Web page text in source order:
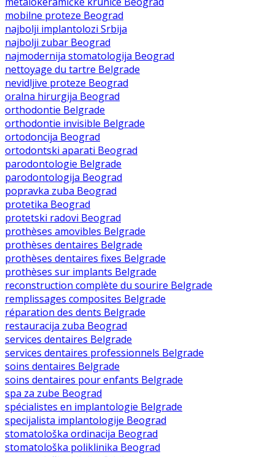
mobilne proteze Beograd
najbolji implantolozi Srbija
najbolji zubar Beograd
najmodernija stomatologija Beograd
nettoyage du tartre Belgrade
nevidljive proteze Beograd
oralna hirurgija Beograd
orthodontie Belgrade
orthodontie invisible Belgrade
ortodoncija Beograd
ortodontski aparati Beograd
parodontologie Belgrade
parodontologija Beograd
popravka zuba Beograd
protetika Beograd
protetski radovi Beograd
prothèses amovibles Belgrade
prothèses dentaires Belgrade
prothèses dentaires fixes Belgrade
prothèses sur implants Belgrade
reconstruction complète du sourire Belgrade
remplissages composites Belgrade
réparation des dents Belgrade
restauracija zuba Beograd
services dentaires Belgrade
services dentaires professionnels Belgrade
soins dentaires Belgrade
soins dentaires pour enfants Belgrade
spa za zube Beograd
spécialistes en implantologie Belgrade
specijalista implantologije Beograd
stomatološka ordinacija Beograd
stomatološka poliklinika Beograd